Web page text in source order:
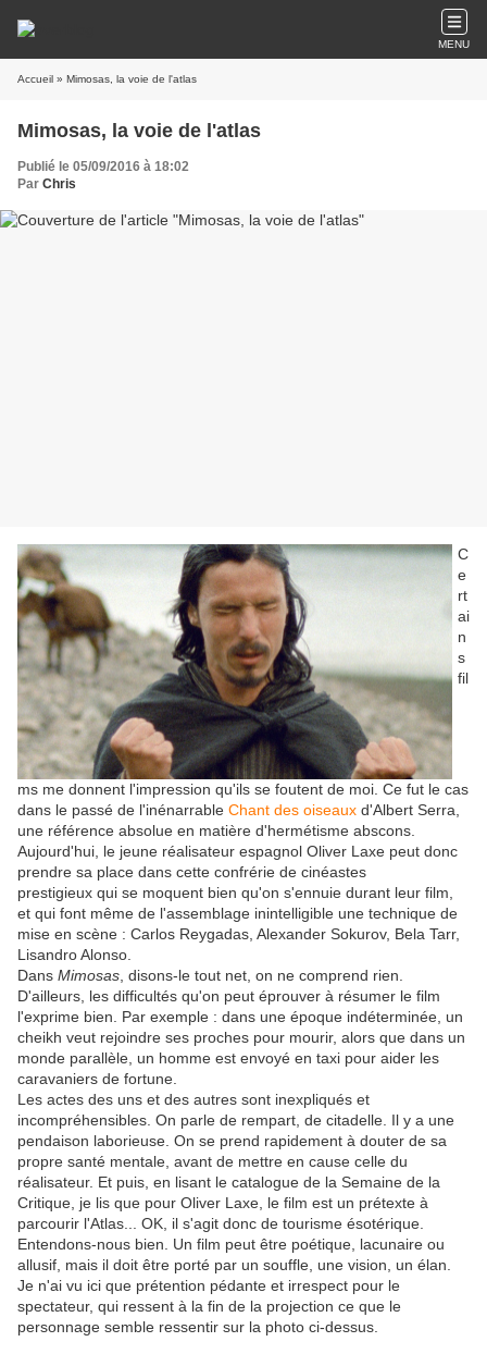
MENU
Accueil » Mimosas, la voie de l'atlas
Mimosas, la voie de l'atlas
Publié le 05/09/2016 à 18:02
Par Chris
C
e
rt
ai
n
s
fil
ms me donnent l'impression qu'ils se foutent de moi. Ce fut le cas
dans le passé de l'inénarrable Chant des oiseaux d'Albert Serra,
une référence absolue en matière d'hermétisme abscons.
Aujourd'hui, le jeune réalisateur espagnol Oliver Laxe peut donc
prendre sa place dans cette confrérie de cinéastes
prestigieux qui se moquent bien qu'on s'ennuie durant leur film,
et qui font même de l'assemblage inintelligible une technique de
mise en scène : Carlos Reygadas, Alexander Sokurov, Bela Tarr,
Lisandro Alonso.
Dans Mimosas , disons-le tout net, on ne comprend rien.
D'ailleurs, les difficultés qu'on peut éprouver à résumer le film
l'exprime bien. Par exemple : dans une époque indéterminée, un
cheikh veut rejoindre ses proches pour mourir, alors que dans un
monde parallèle, un homme est envoyé en taxi pour aider les
caravaniers de fortune.
Les actes des uns et des autres sont inexpliqués et
incompréhensibles. On parle de rempart, de citadelle. Il y a une
pendaison laborieuse. On se prend rapidement à douter de sa
propre santé mentale, avant de mettre en cause celle du
réalisateur. Et puis, en lisant le catalogue de la Semaine de la
Critique, je lis que pour Oliver Laxe, le film est un prétexte à
parcourir l'Atlas... OK, il s'agit donc de tourisme ésotérique.
Entendons-nous bien. Un film peut être poétique, lacunaire ou
allusif, mais il doit être porté par un souffle, une vision, un élan.
Je n'ai vu ici que prétention pédante et irrespect pour le
spectateur, qui ressent à la fin de la projection ce que le
personnage semble ressentir sur la photo ci-dessus.